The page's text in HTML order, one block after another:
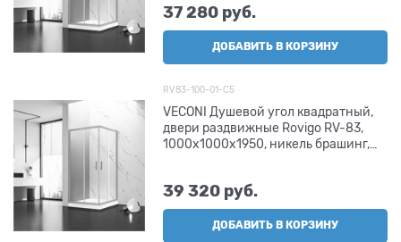
37 280 руб.
ДОБАВИТЬ В КОРЗИНУ
RV83-100-01-C5
VECONI Душевой угол квадратный,
двери раздвижные Rovigo RV-83,
1000х1000х1950, никель брашинг,
39 320 руб.
ДОБАВИТЬ В КОРЗИНУ